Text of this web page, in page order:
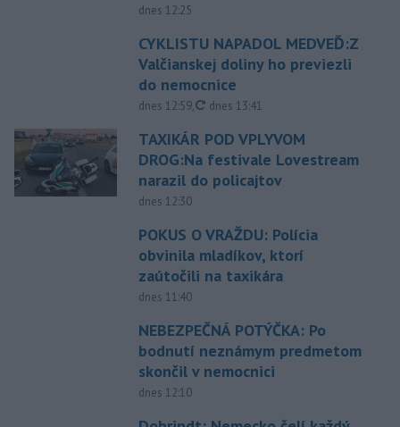
dnes 12:25
CYKLISTU NAPADOL MEDVEĎ:Z
Valčianskej doliny ho previezli
do nemocnice
dnes 12:59, aktualizované
dnes 13:41
TAXIKÁR POD VPLYVOM
DROG:Na festivale Lovestream
narazil do policajtov
dnes 12:30
POKUS O VRAŽDU: Polícia
obvinila mladíkov, ktorí
zaútočili na taxikára
dnes 11:40
NEBEZPEČNÁ POTÝČKA: Po
bodnutí neznámym predmetom
skončil v nemocnici
dnes 12:10